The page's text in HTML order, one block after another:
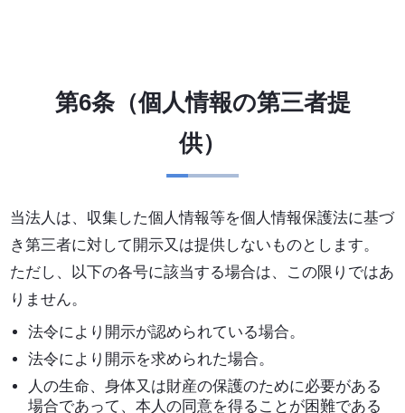
第6条（個人情報の第三者提
供）
当法人は、収集した個人情報等を個人情報保護法に基づ
き第三者に対して開示又は提供しないものとします。
ただし、以下の各号に該当する場合は、この限りではあ
りません。
法令により開示が認められている場合。
法令により開示を求められた場合。
人の生命、身体又は財産の保護のために必要がある
場合であって、本人の同意を得ることが困難である